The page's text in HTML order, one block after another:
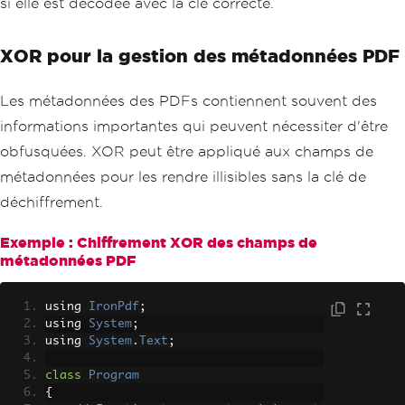
image
}
static void Main()
var pdf = new PdfDocument( 270 ,
270);
Bitmap
image new Bitmap
"exa
mple_image.png"
);
        encodedImage
.Save( "XorImage.pn
g");
{
VerticalAlignment
alAlignment. Middle
        pdf
.SaveAs
si elle est décodée avec la clé correcte.
XOR pour la gestion des métadonnées PDF
Les métadonnées des PDFs contiennent souvent des
informations importantes qui peuvent nécessiter d'être
obfusquées. XOR peut être appliqué aux champs de
métadonnées pour les rendre illisibles sans la clé de
déchiffrement.
Exemple : Chiffrement XOR des champs de
métadonnées PDF
using IronPdf ;
using System;
using System . Text ;
class
Program
{